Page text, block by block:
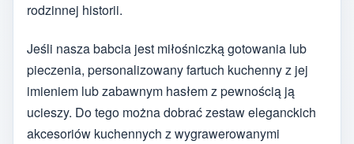
rodzinnej historii.
Jeśli nasza babcia jest miłośniczką gotowania lub
pieczenia, personalizowany fartuch kuchenny z jej
imieniem lub zabawnym hasłem z pewnością ją
ucieszy. Do tego można dobrać zestaw eleganckich
akcesoriów kuchennych z wygrawerowanymi